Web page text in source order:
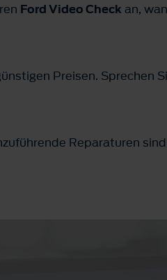
Ford Video Check an,
Preisen. Sprechen
Reparaturen